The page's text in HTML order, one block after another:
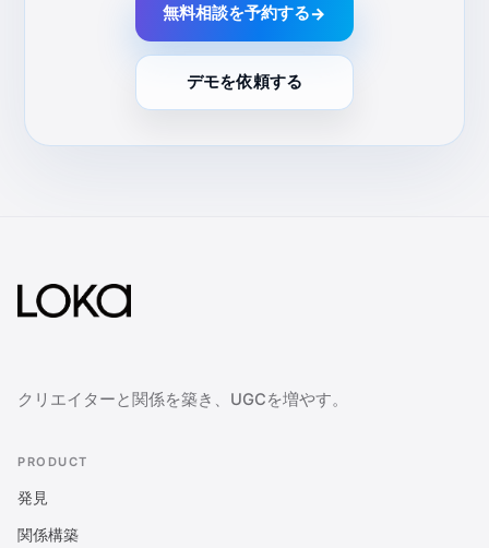
無料相談を予約する→
デモを依頼する
クリエイターと関係を築き、UGCを増やす。
PRODUCT
発見
関係構築